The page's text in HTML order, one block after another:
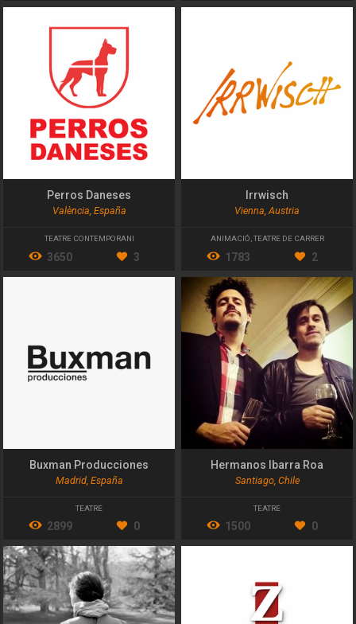
Perros Daneses
València, España
TEATRE CONTEMPORANI
3650 3
Irrwisch
Vienna, Austria
ANIMACIÓ TEATRE DE CARRER
1783 2
Buxman Producciones
Madrid, España
TEATRE
2899 0
Hermanos Ibarra Roa
Santiago, Chile
TEATRE
1500 0